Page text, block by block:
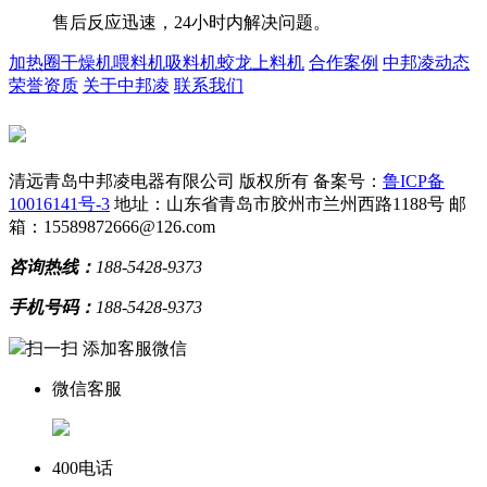
售后反应迅速，24小时内解决问题。
加热圈干燥机喂料机吸料机蛟龙上料机 合作案例 中邦凌动态
荣誉资质 关于中邦凌 联系我们
清远青岛中邦凌电器有限公司 版权所有 备案号： 鲁ICP备
10016141号-3 地址：山东省青岛市胶州市兰州西路1188号 邮
箱：15589872666@126.com
咨询热线： 188-5428-9373
手机号码： 188-5428-9373
扫一扫 添加客服微信
微信客服
400电话